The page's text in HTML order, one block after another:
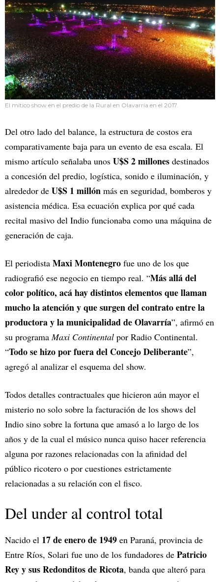
El mítico show en el predio de la Rural en Olavarría en el 2017.
Del otro lado del balance, la estructura de costos era
comparativamente baja para un evento de esa escala. El
mismo artículo señalaba unos U$S 2 millones destinados
a concesión del predio, logística, sonido e iluminación, y
alrededor de U$S 1 millón más en seguridad, bomberos y
asistencia médica. Esa ecuación explica por qué cada
recital masivo del Indio funcionaba como una máquina de
generación de caja.
El periodista Maxi Montenegro fue uno de los que
radiografió ese negocio en tiempo real. “Más allá del
color político, acá hay distintos elementos que llaman
mucho la atención y que surgen del contrato entre la
productora y la municipalidad de Olavarría”, afirmó en
su programaMaxi Continental por Radio Continental.
“Todo se hizo por fuera del Concejo Deliberante”,
agregó al analizar el esquema del show.
Todos detalles contractuales que hicieron aún mayor el
misterio no solo sobre la facturación de los shows del
Indio sino sobre la fortuna que amasó a lo largo de los
años y de la cual el músico nunca quiso hacer referencia
alguna por razones relacionadas con la afinidad del
público ricotero o por cuestiones estrictamente
relacionadas a su relación con el fisco.
Del under al control total
Nacido el 17 de enero de 1949 en Paraná, provincia de
Entre Ríos, Solari fue uno de los fundadores de Patricio
Rey y sus Redonditos de Ricota, banda que alteró para